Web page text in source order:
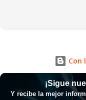
Con
¡Sigue
Y recibe la mejor